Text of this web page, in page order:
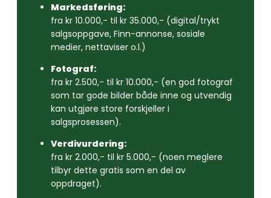
Markedsføring:
fra kr 10.000,- til kr 35.000,- (digital/trykt
salgsoppgave, Finn-annonse, sosiale
medier, nettaviser o.l.)
Fotograf:
fra kr 2.500,- til kr 10.000,- (en god fotograf
som tar gode bilder både inne og utvendig
kan utgjøre store forskjeller i
salgsprosessen).
Verdivurdering:
fra kr 2.000,- til kr 5.000,- (noen meglere
tilbyr dette gratis som en del av
oppdraget).